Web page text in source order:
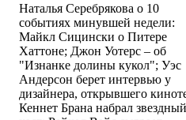
Наталья Серебрякова о 10
событиях минувшей недели:
Майкл Сицински о Питере
Хаттоне; Джон Уотерс – об
"Изнанке долины кукол"; Уэс
Андерсон берет интервью у
дизайнера, открывшего
Кеннет Брана набрал звездный